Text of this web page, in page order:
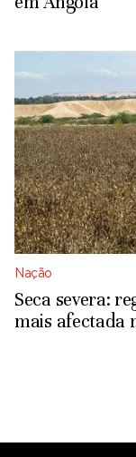
Nação
Seca severa:
mais afectada